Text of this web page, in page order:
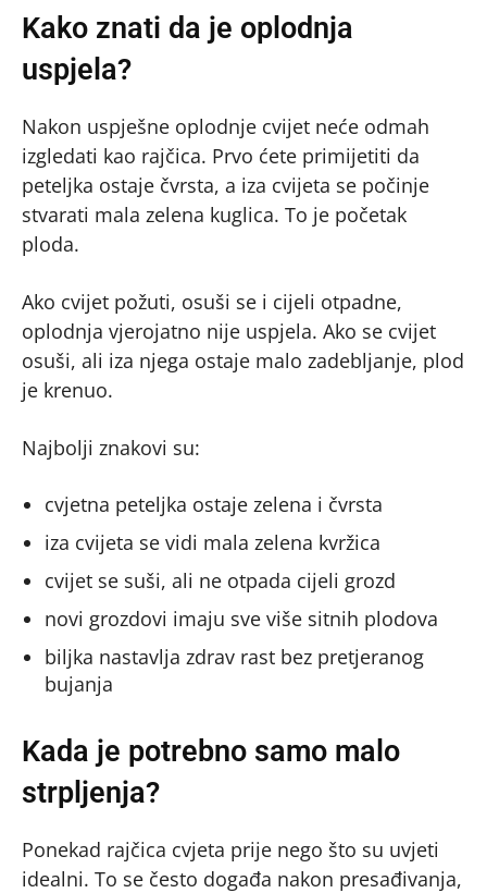
Kako znati da je oplodnja
uspjela?
Nakon uspješne oplodnje cvijet neće odmah
izgledati kao rajčica. Prvo ćete primijetiti da
peteljka ostaje čvrsta, a iza cvijeta se počinje
stvarati mala zelena kuglica. To je početak
ploda.
Ako cvijet požuti, osuši se i cijeli otpadne,
oplodnja vjerojatno nije uspjela. Ako se cvijet
osuši, ali iza njega ostaje malo zadebljanje, plod
je krenuo.
Najbolji znakovi su:
cvjetna peteljka ostaje zelena i čvrsta
iza cvijeta se vidi mala zelena kvržica
cvijet se suši, ali ne otpada cijeli grozd
novi grozdovi imaju sve više sitnih plodova
biljka nastavlja zdrav rast bez pretjeranog
bujanja
Kada je potrebno samo malo
strpljenja?
Ponekad rajčica cvjeta prije nego što su uvjeti
idealni. To se često događa nakon presađivanja,